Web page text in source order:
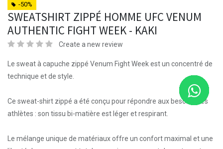
-50%
SWEATSHIRT ZIPPÉ HOMME UFC VENUM
AUTHENTIC FIGHT WEEK - KAKI
Create a new review
Le sweat à capuche zippé Venum Fight Week est un concentré de
technique et de style.
Ce sweat-shirt zippé a été conçu pour répondre aux besoins des
athlètes : son tissu bi-matière est léger et respirant.
Le mélange unique de matériaux offre un confort maximal et une